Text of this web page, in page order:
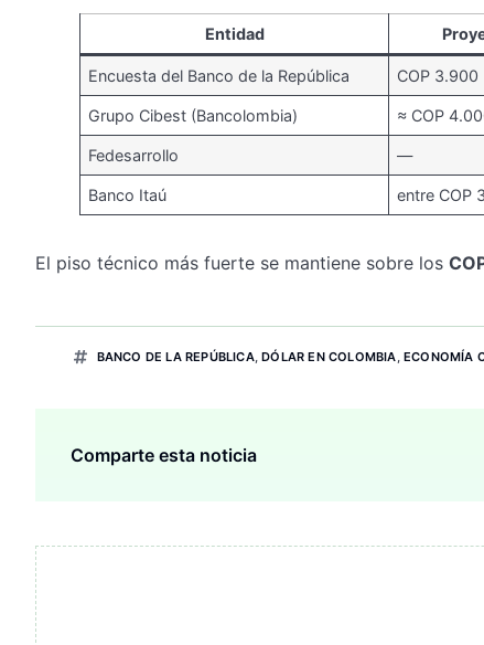
Entidad
Encuesta del Banco de la República COP 3.900
Grupo Cibest (Bancolombia) ≈ COP
Fedesarrollo —
Banco Itaú entre COP
El piso técnico más fuerte se mantiene sobre los
BANCO DE LA REPÚBLICA,DÓLAR EN COLOMBIA,ECONOMÍA
Comparte esta noticia